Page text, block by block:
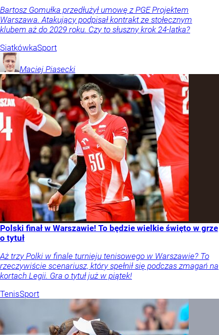
Bartosz Gomułka przedłużył umowę z PGE Projektem
Warszawa. Atakujący podpisał kontrakt ze stołecznym
klubem aż do 2029 roku. Czy to słuszny krok 24-latka?
SiatkówkaSport
Maciej Piasecki
Polski finał w Warszawie! To będzie wielkie święto w grze
o tytuł
Aż trzy Polki w finale turnieju tenisowego w Warszawie? To
rzeczywiście scenariusz, który spełnił się podczas zmagań na
kortach Legii. Gra o tytuł już w piątek!
TenisSport